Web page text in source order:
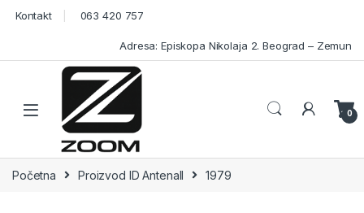
Skip to navigation
Skip to content
Kontakt 063 420 757
Adresa: Episkopa Nikolaja 2. Beograd – Zemun
Open 0
Početna Proizvod ID Antenall 1979